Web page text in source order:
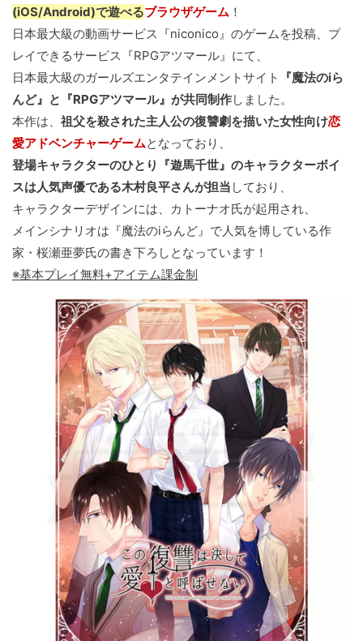
(iOS/Android)で遊べるブラウザゲーム ！
日本最大級の動画サービス『niconico』のゲームを投稿、プ
レイできるサービス『RPGアツマール』にて、
日本最大級のガールズエンタテインメントサイト
『魔法のiら
んど』と『RPGアツマール』が共同制作しました。
本作は、 祖父を殺された主人公の復讐劇を描いた女性向け恋
愛アドベンチャーゲームとなっており、
登場キャラクターのひとり『遊馬千世』のキャラクターボイ
スは人気声優である木村良平さんが担当 しており、
キャラクターデザインには、カトーナオ氏が起用され、
メインシナリオは『魔法のiらんど』で人気を博している作
家・桜瀬亜夢氏の書き下ろしとなっています！
※基本プレイ無料+アイテム課金制